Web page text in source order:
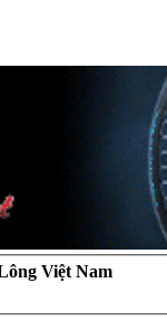
Việt Nam